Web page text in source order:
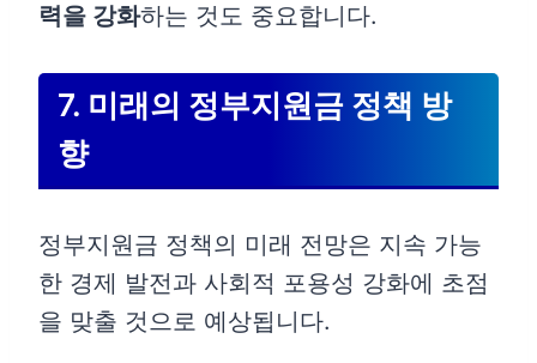
력을 강화하는 것도 중요합니다.
7. 미래의 정부지원금 정책 방
향
정부지원금 정책의 미래 전망은 지속 가능
한 경제 발전과 사회적 포용성 강화에 초점
을 맞출 것으로 예상됩니다.